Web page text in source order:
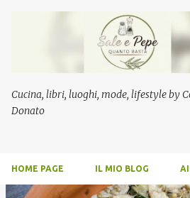
Passa ai contenuti
Cucina, libri, luoghi, mode, lifestyle by
Donato
HOME PAGE IL MIO BLOG